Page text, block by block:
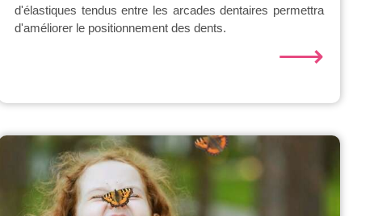
d'élastiques tendus entre les arcades dentaires permettra
d'améliorer le positionnement des dents.
⟶